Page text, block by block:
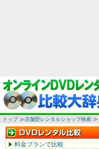
トップ≫店舗型レンタルショップ検索 ≫
料金プランで比較